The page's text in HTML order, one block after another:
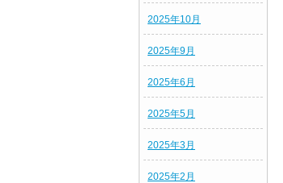
2025年10月
2025年9月
2025年6月
2025年5月
2025年3月
2025年2月